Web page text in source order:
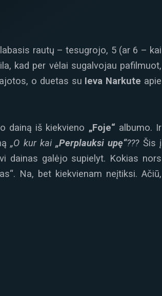
rautų – tesugrojo, 5 (ar 6 – kai
kad per vėlai sugalvojau pafilmuot,
o duetas su Ieva Narkute apie
dainą iš kiekvieno „Foje“ albumo. Ir
„O kur kai„Perplauksi upę“???Šis į
dainas galėjo supielyt. Kokias nors
Na, bet kiekvienam neįtiksi. Ačiū,